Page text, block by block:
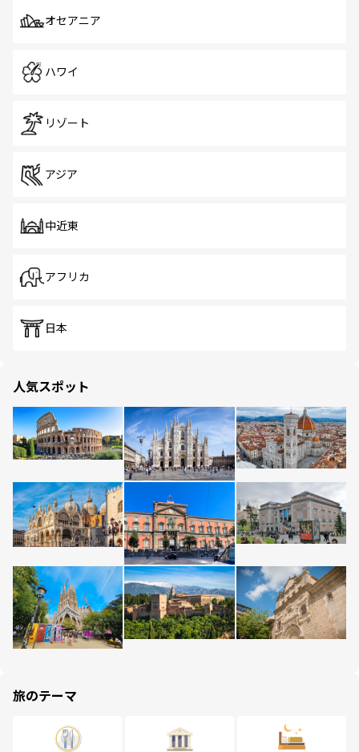
オセアニア
ハワイ
リゾート
アジア
中近東
アフリカ
日本
人気スポット
旅のテーマ